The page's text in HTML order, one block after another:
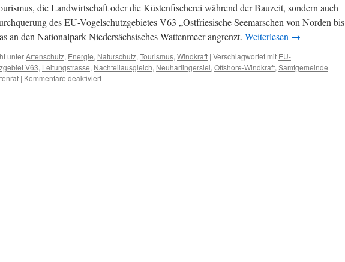
die Landwirtschaft oder die Küstenfischerei während der Bauzeit, sondern auch
des EU-Vogelschutzgebietes V63 „Ostfriesische Seemarschen von Norden bis
an den Nationalpark Niedersächsisches Wattenmeer angrenzt. Weiterlesen →
unterArtenschutz, Energie, Naturschutz, Tourismus, Windkraft | Verschlagwortet mit EU-
V63, Leitungstrasse, Nachteilausgleich, Neuharlingersiel, Offshore-Windkraft, Samtgemeinde
| Kommentare deaktiviertfür